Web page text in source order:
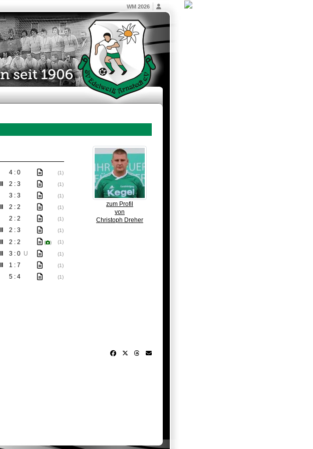
WM 2026
zum Profil
von
Christoph Dreher
4 : 0 (1)
2 : 3 (1)
3 : 3 (1)
2 : 2 (1)
2 : 2 (1)
2 : 3 (1)
2 : 2 ( ) (1)
3 : 0 U (1)
1 : 7 (1)
5 : 4 (1)